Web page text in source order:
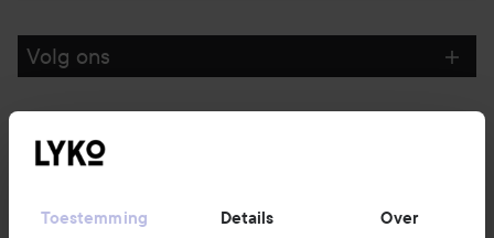
Toestemming Details Over
Volg ons
Klantenservice
Informatie